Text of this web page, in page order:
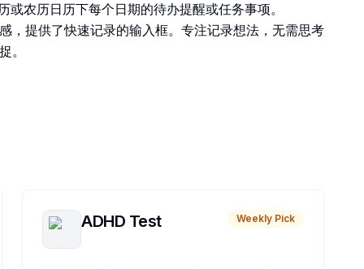
农历日历下每个日期的待办提醒或任务事项。
提供了快速记录的输入框。专注记录想法，无需思考
。
ADHD Test Weekly Pick